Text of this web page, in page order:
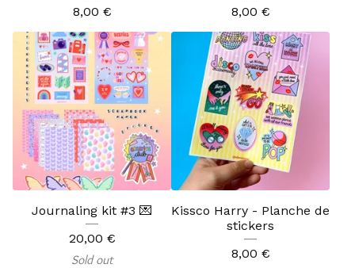
8,00 €
8,00 €
Journaling kit #3 💌
20,00 €
Sold out
Kissco Harry - Planche de
stickers
8,00 €